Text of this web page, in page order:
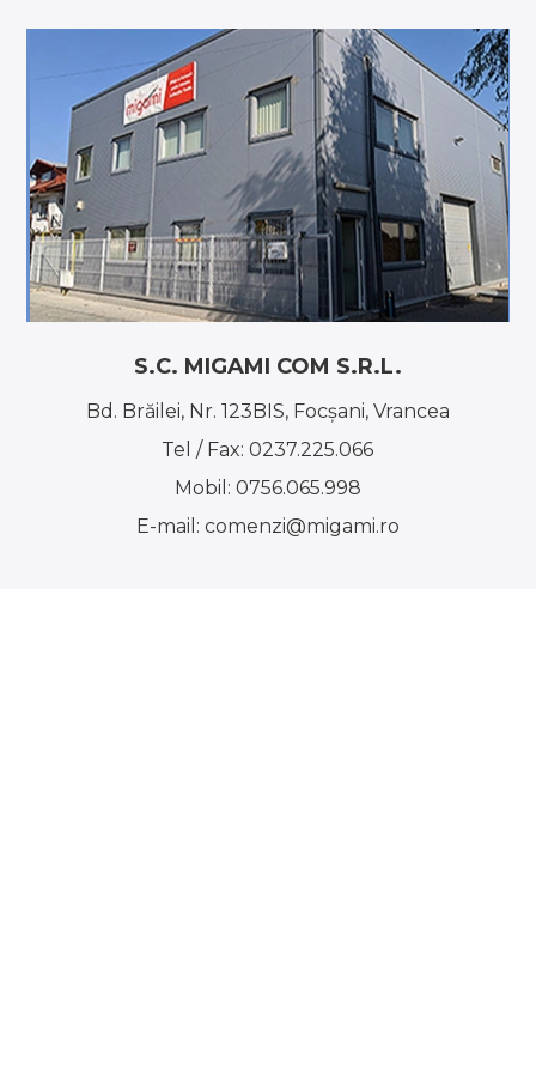
S.C. MIGAMI COM S.R.L.
Bd. Brăilei, Nr. 123BIS, Focşani, Vrancea
Tel / Fax:0237.225.066
Mobil: 0756.065.998
E-mail: comenzi@migami.ro